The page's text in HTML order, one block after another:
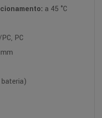
a 45 °C
PC